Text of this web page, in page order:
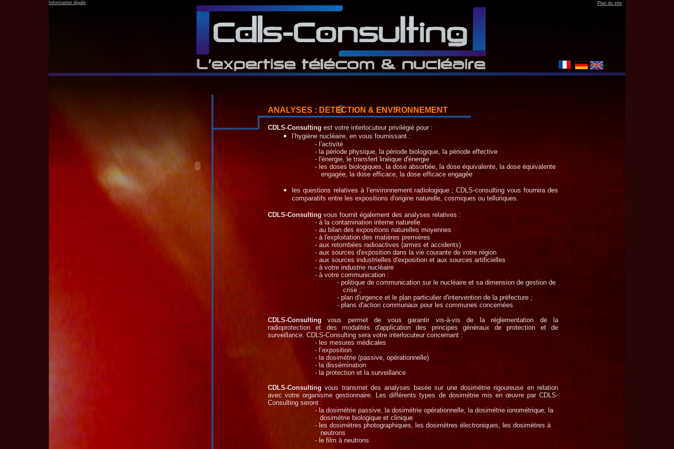
Information légale Plan du site
ANALYSES : DÉTECTION & ENVIRONNEMENT
CDLS-Consulting est votre interlocuteur privilégié pour :
l’hygiène nucléaire, en vous fournissant :
- l’activité
- la période physique, la période biologique, la période effective
- l'énergie, le transfert linéique d'énergie
- les doses biologiques, la dose absorbée, la dose équivalente, la dose équivalente
engagée, la dose efficace, la dose efficace engagée
les questions relatives à l’environnement radiologique ; CDLS-consulting vous fournira des
comparatifs entre les expositions d'origine naturelle, cosmiques ou telluriques.
CDLS-Consulting vous fournit également des analyses relatives :
- à la contamination interne naturelle
- au bilan des expositions naturelles moyennes
- à l'exploitation des matières premières
- aux retombées radioactives (armes et accidents)
- aux sources d'exposition dans la vie courante de votre région
- aux sources industrielles d'exposition et aux sources artificielles
- à votre industrie nucléaire
- à votre communication :
- politique de communication sur le nucléaire et sa dimension de gestion de
crise ;
- plan d'urgence et le plan particulier d'intervention de la préfecture ;
- plans d'action communaux pour les communes concernées.
CDLS-Consulting vous permet de vous garantir vis-à-vis de la réglementation de la
radioprotection et des modalités d'application des principes généraux de protection et de
surveillance. CDLS-Consulting sera votre interlocuteur concernant :
- les mesures médicales
- l’exposition
- la dosimétrie (passive, opérationnelle)
- la dissémination
- la protection et la surveillance
CDLS-Consulting vous transmet des analyses basée sur une dosimétrie rigoureuse en relation
avec votre organisme gestionnaire. Les différents types de dosimétrie mis en œuvre par CDLS-
Consulting seront :
- la dosimétrie passive, la dosimétrie opérationnelle, la dosimétrie ionométrique, la
dosimétrie biologique et clinique
- les dosimètres photographiques, les dosimètres électroniques, les dosimètres à
neutrons
- le film à neutrons